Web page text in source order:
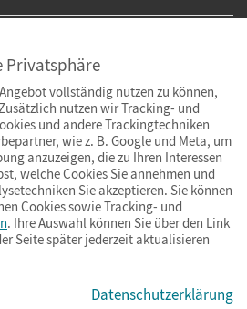
BarrierefreiheitCookies & Co.
Privatsphäre
vollständig nutzen zu können,
nutzen wir Tracking- und
und andere Trackingtechniken
wie z. B. Google und Meta, um
anzuzeigen, die zu Ihren Interessen
welche Cookies Sie annehmen und
Sie akzeptieren. Sie können
Cookies sowie Tracking- und
. Ihre Auswahl können Sie über den Link
Seite später jederzeit aktualisieren
Datenschutzerklärung